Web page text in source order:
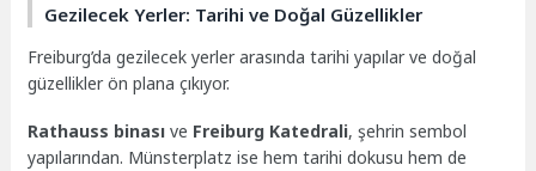
Gezilecek Yerler: Tarihi ve Doğal Güzellikler
Freiburg’da gezilecek yerler arasında tarihi yapılar ve doğal
güzellikler ön plana çıkıyor.
Rathauss binası ve Freiburg Katedrali, şehrin sembol
yapılarından. Münsterplatz ise hem tarihi dokusu hem de